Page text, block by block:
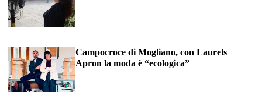
Campocroce di Mogliano, con Laurels
Apron la moda è “ecologica”